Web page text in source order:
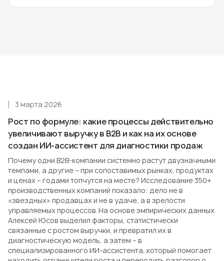
Рост по формуле: какие процессы действительно
увеличивают выручку в B2B и как на их основе
создан ИИ-ассистент для диагностики продаж
3 марта 2026
Почему одни B2B-компании системно растут двузначными
темпами, а другие – при сопоставимых рынках, продуктах
и ценах – годами топчутся на месте? Исследование 350+
производственных компаний показало: дело не в
«звездных» продавцах и не в удаче, а в зрелости
управляемых процессов. На основе эмпирических данных
Алексей Юсов выделил факторы, статистически
связанные с ростом выручки, и превратил их в
диагностическую модель, а затем – в
специализированного ИИ-ассистента, который помогает